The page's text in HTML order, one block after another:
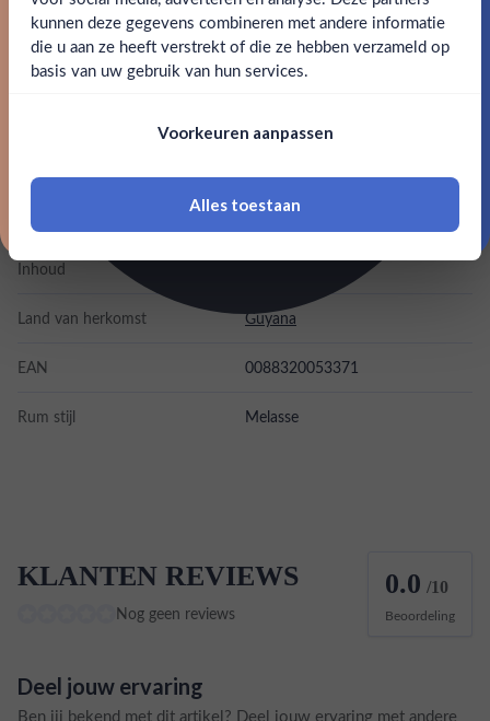
Ja Nee
18 jaar of ouder zijn
SPECIFICATIES
Kleurstoffen
Inhoud
Land van herkomst Guyana
EAN 0088320053371
Rum stijl Melasse
KLANTEN REVIEWS
Nog geen reviews
0.0 /10
Beoordeling
Deel jouw ervaring
Ben jij bekend met dit artikel? Deel jouw ervaring met andere
kunnen deze gegevens combineren met andere informatie
die u aan ze heeft verstrekt of die ze hebben verzameld op
basis van uw gebruik van hun services.
Voorkeuren aanpassen
Alles toestaan
Claim mijn korting